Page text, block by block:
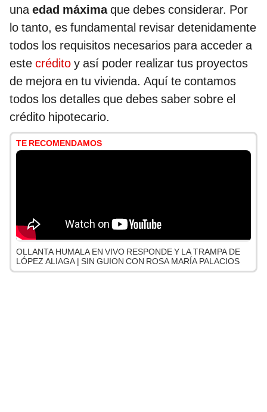
unaedad máximaque debes considerar. Por
lo tanto, es fundamental revisar detenidamente
todos los requisitos necesarios para acceder a
este crédito y así poder realizar tus proyectos
de mejora en tu vivienda. Aquí te contamos
todos los detalles que debes saber sobre el
crédito hipotecario.
TE RECOMENDAMOS
OLLANTA HUMALA EN VIVO RESPONDE Y LA TRAMPA DE
LÓPEZ ALIAGA | SIN GUION CON ROSA MARÍA PALACIOS